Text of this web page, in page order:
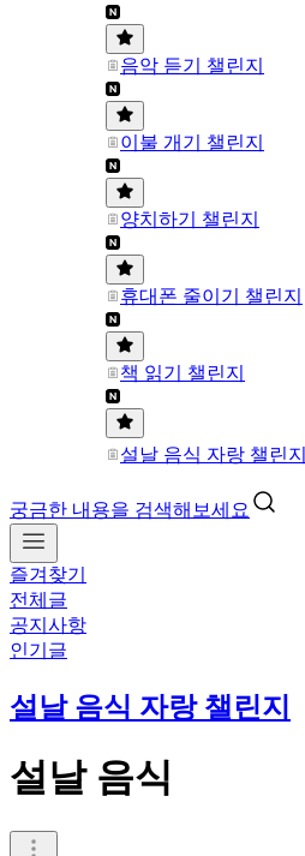
음악 듣기 챌린지
이불 개기 챌린지
양치하기 챌린지
휴대폰 줄이기 챌린지
책 읽기 챌린지
설날 음식 자랑 챌린지
궁금한 내용을 검색해보세요
즐겨찾기
전체글
공지사항
인기글
설날 음식 자랑 챌린지
설날 음식